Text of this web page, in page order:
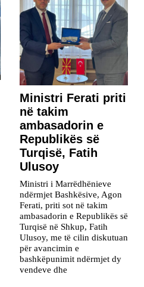
Ministri Ferati priti
në takim
ambasadorin e
Republikës së
Turqisë, Fatih
Ulusoy
Ministri i Marrëdhënieve
ndërmjet Bashkësive, Agon
Ferati, priti sot në takim
ambasadorin e Republikës së
Turqisë në Shkup, Fatih
Ulusoy, me të cilin diskutuan
për avancimin e
bashkëpunimit ndërmjet dy
vendeve dhe